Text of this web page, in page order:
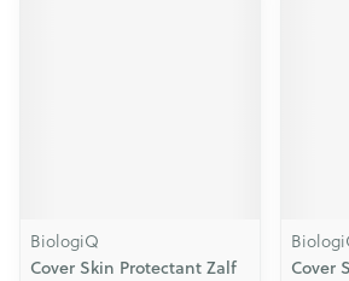
BiologiQ
Cover Skin Protectant Zalf
Cover